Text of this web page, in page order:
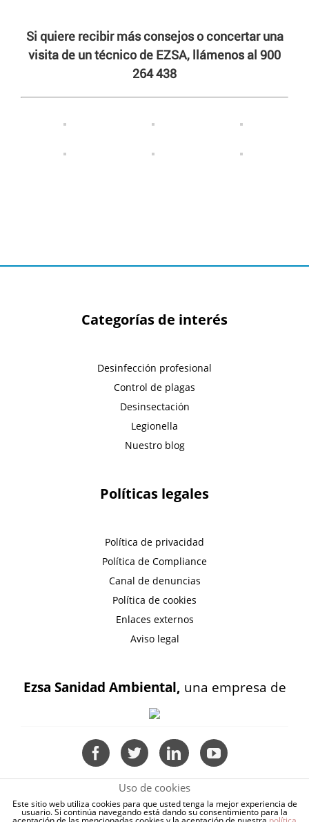
Si quiere recibir más consejos o concertar una
visita de un técnico de EZSA, llámenos al 900
264 438
Categorías de interés
Desinfección profesional
Control de plagas
Desinsectación
Legionella
Nuestro blog
Políticas legales
Política de privacidad
Política de Compliance
Canal de denuncias
Política de cookies
Enlaces externos
Aviso legal
Ezsa Sanidad Ambiental, una empresa de
Uso de cookies
Este sitio web utiliza cookies para que usted tenga la mejor experiencia de
usuario. Si continúa navegando está dando su consentimiento para la